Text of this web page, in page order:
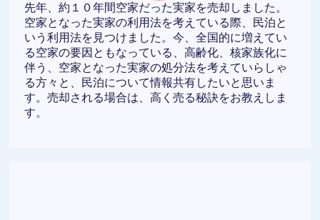
先年、約１０年間空家だった実家を売却しました。
空家となった実家の利用法を考えている際、民泊と
いう利用法を見つけました。今、全国的に増えてい
る空家の要因ともなっている、高齢化、核家族化に
伴う、空家となった実家の処分法を考えていらしゃ
る方々と、民泊について情報共有したいと思いま
す。売却される場合は、高く売る秘訣をお教えしま
す。